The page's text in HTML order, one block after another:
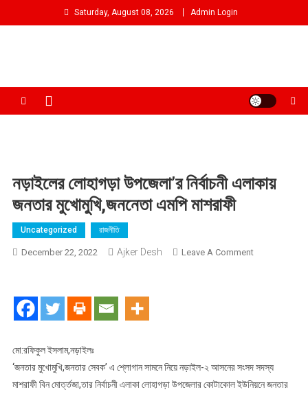
to
Saturday, August 08, 2026 Admin Login
নড়াইলের লোহাগড়া উপজেলা’র নির্বাচনী এলাকায়
জনতার মুখোমুখি,জননেতা এমপি মাশরাফী
Uncategorized রাজনীতি
December 22, 2022 Ajker Desh Leave A CommentOn
মো:রফিকুল ইসলাম,নড়াইলঃ
‘জনতার মুখোমুখি,জনতার সেবক’ এ শ্লোগান সামনে নিয়ে নড়াইল-২ আসনের সংসদ সদস্য
মাশরাফী বিন মোর্ত্তজা,তার নির্বাচনী এলাকা লোহাগড়া উপজেলার কোটাকোল ইউনিয়নে জনতার